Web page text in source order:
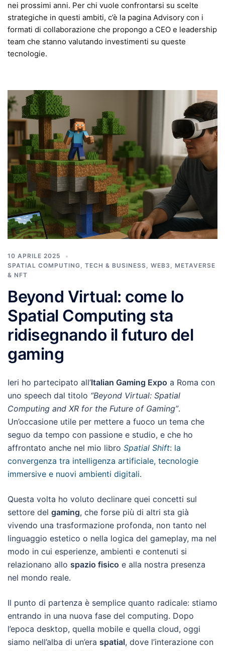
nei prossimi anni. Per chi vuole confrontarsi su scelte
strategiche in questi ambiti, c’è la pagina Advisory con i
formati di collaborazione che propongo a CEO e leadership
team che stanno valutando investimenti su queste
tecnologie.
10 APRILE 2025
SPATIAL COMPUTING, TECH & BUSINESS, WEB3, METAVERSE
& NFT
Beyond Virtual: come lo
Spatial Computing sta
ridisegnando il futuro del
gaming
Ieri ho partecipato all’Italian Gaming Expo a Roma con
uno speech dal titolo “Beyond Virtual: Spatial
Computing and XR for the Future of Gaming”.
Un’occasione utile per mettere a fuoco un tema che
seguo da tempo con passione e studio, e che ho
affrontato anche nel mio libro Spatial Shift: la
convergenza tra intelligenza artificiale, tecnologie
immersive e nuovi ambienti digitali.
Questa volta ho voluto declinare quei concetti sul
settore del gaming, che forse più di altri sta già
vivendo una trasformazione profonda, non tanto nel
linguaggio estetico o nella logica del gameplay, ma nel
modo in cui esperienze, ambienti e contenuti si
relazionano allo spazio fisico e alla nostra presenza
nel mondo reale.
Il punto di partenza è semplice quanto radicale: stiamo
entrando in una nuova fase del computing. Dopo
l’epoca desktop, quella mobile e quella cloud, oggi
siamo nell’alba di un’era spatial, dove l’interazione con